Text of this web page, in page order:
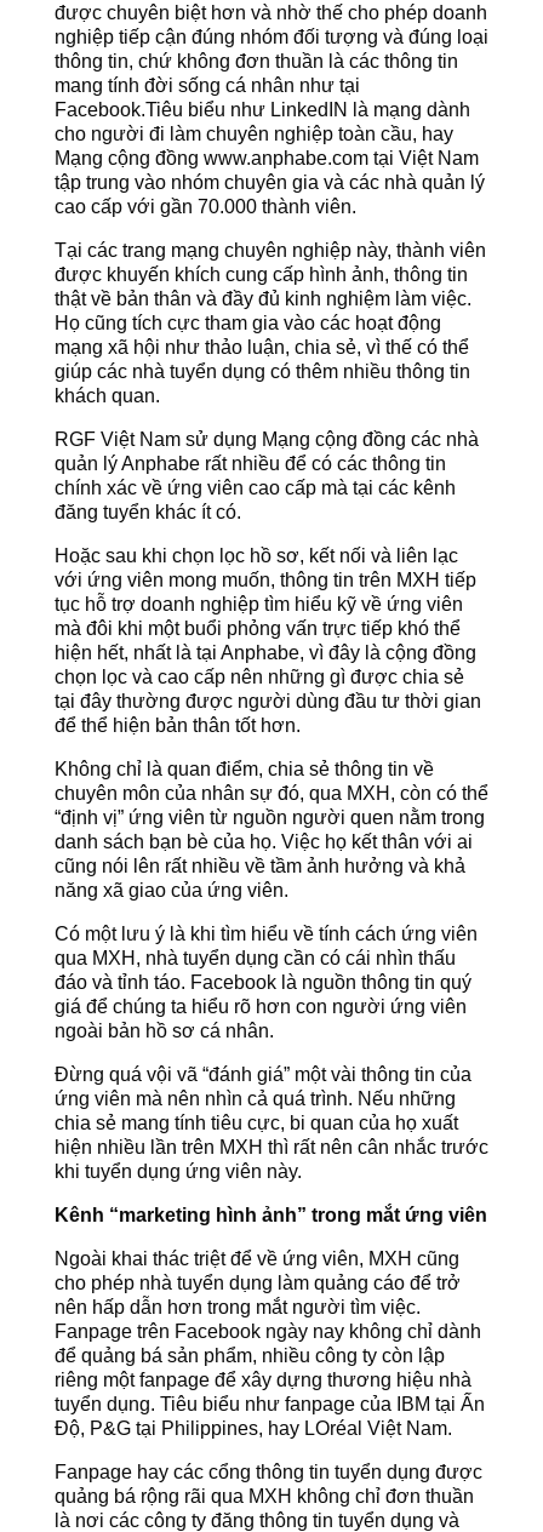
được chuyên biệt hơn và nhờ thế cho phép doanh
nghiệp tiếp cận đúng nhóm đối tượng và đúng loại
thông tin, chứ không đơn thuần là các thông tin
mang tính đời sống cá nhân như tại
Facebook.Tiêu biểu như LinkedIN là mạng dành
cho người đi làm chuyên nghiệp toàn cầu, hay
Mạng cộng đồng www.anphabe.com tại Việt Nam
tập trung vào nhóm chuyên gia và các nhà quản lý
cao cấp với gần 70.000 thành viên.
Tại các trang mạng chuyên nghiệp này, thành viên
được khuyến khích cung cấp hình ảnh, thông tin
thật về bản thân và đầy đủ kinh nghiệm làm việc.
Họ cũng tích cực tham gia vào các hoạt động
mạng xã hội như thảo luận, chia sẻ, vì thế có thể
giúp các nhà tuyển dụng có thêm nhiều thông tin
khách quan.
RGF Việt Nam sử dụng Mạng cộng đồng các nhà
quản lý Anphabe rất nhiều để có các thông tin
chính xác về ứng viên cao cấp mà tại các kênh
đăng tuyển khác ít có.
Hoặc sau khi chọn lọc hồ sơ, kết nối và liên lạc
với ứng viên mong muốn, thông tin trên MXH tiếp
tục hỗ trợ doanh nghiệp tìm hiểu kỹ về ứng viên
mà đôi khi một buổi phỏng vấn trực tiếp khó thể
hiện hết, nhất là tại Anphabe, vì đây là cộng đồng
chọn lọc và cao cấp nên những gì được chia sẻ
tại đây thường được người dùng đầu tư thời gian
để thể hiện bản thân tốt hơn.
Không chỉ là quan điểm, chia sẻ thông tin về
chuyên môn của nhân sự đó, qua MXH, còn có thể
“định vị” ứng viên từ nguồn người quen nằm trong
danh sách bạn bè của họ. Việc họ kết thân với ai
cũng nói lên rất nhiều về tầm ảnh hưởng và khả
năng xã giao của ứng viên.
Có một lưu ý là khi tìm hiểu về tính cách ứng viên
qua MXH, nhà tuyển dụng cần có cái nhìn thấu
đáo và tỉnh táo. Facebook là nguồn thông tin quý
giá để chúng ta hiểu rõ hơn con người ứng viên
ngoài bản hồ sơ cá nhân.
Đừng quá vội vã “đánh giá” một vài thông tin của
ứng viên mà nên nhìn cả quá trình. Nếu những
chia sẻ mang tính tiêu cực, bi quan của họ xuất
hiện nhiều lần trên MXH thì rất nên cân nhắc trước
khi tuyển dụng ứng viên này.
Kênh “marketing hình ảnh” trong mắt ứng viên
Ngoài khai thác triệt để về ứng viên, MXH cũng
cho phép nhà tuyển dụng làm quảng cáo để trở
nên hấp dẫn hơn trong mắt người tìm việc.
Fanpage trên Facebook ngày nay không chỉ dành
để quảng bá sản phẩm, nhiều công ty còn lập
riêng một fanpage để xây dựng thương hiệu nhà
tuyển dụng. Tiêu biểu như fanpage của IBM tại Ấn
Độ, P&G tại Philippines, hay LOréal Việt Nam.
Fanpage hay các cổng thông tin tuyển dụng được
quảng bá rộng rãi qua MXH không chỉ đơn thuần
là nơi các công ty đăng thông tin tuyển dụng và